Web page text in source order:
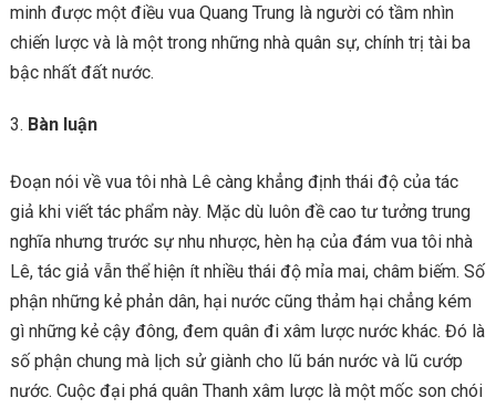
minh được một điều vua Quang Trung là người có tầm nhìn
chiến lược và là một trong những nhà quân sự, chính trị tài ba
bậc nhất đất nước.
Bàn luận
Đoạn nói về vua tôi nhà Lê càng khẳng định thái độ của tác
giả khi viết tác phẩm này. Mặc dù luôn đề cao tư tưởng trung
nghĩa nhưng trước sự nhu nhược, hèn hạ của đám vua tôi nhà
Lê, tác giả vẫn thể hiện ít nhiều thái độ mỉa mai, châm biếm. Số
phận những kẻ phản dân, hại nước cũng thảm hại chẳng kém
gì những kẻ cậy đông, đem quân đi xâm lược nước khác. Đó là
số phận chung mà lịch sử giành cho lũ bán nước và lũ cướp
nước. Cuộc đại phá quân Thanh xâm lược là một mốc son chói